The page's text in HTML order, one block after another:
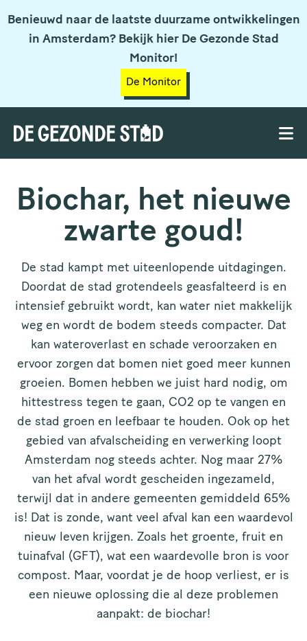
Benieuwd naar de laatste duurzame ontwikkelingen
in Amsterdam? Bekijk hier De Gezonde Stad
Monitor!
De Monitor
Biochar, het nieuwe
zwarte goud!
De stad kampt met uiteenlopende uitdagingen.
Doordat de stad grotendeels geasfalteerd is en
intensief gebruikt wordt, kan water niet makkelijk
weg en wordt de bodem steeds compacter. Dat
kan wateroverlast en schade veroorzaken en
ervoor zorgen dat bomen niet goed meer kunnen
groeien. Bomen hebben we juist hard nodig, om
hittestress tegen te gaan, CO2 op te vangen en
de stad groen en leefbaar te houden. Ook op het
gebied van afvalscheiding en verwerking loopt
Amsterdam nog steeds achter. Nog maar 27%
van het afval wordt gescheiden ingezameld,
terwijl dat in andere gemeenten gemiddeld 65%
is! Dat is zonde, want veel afval kan een waardevol
nieuw leven krijgen. Zoals het groente, fruit en
tuinafval (GFT), wat een waardevolle bron is voor
compost. Maar, voordat je de hoop verliest, er is
een nieuwe oplossing die al deze problemen
aanpakt: de biochar!